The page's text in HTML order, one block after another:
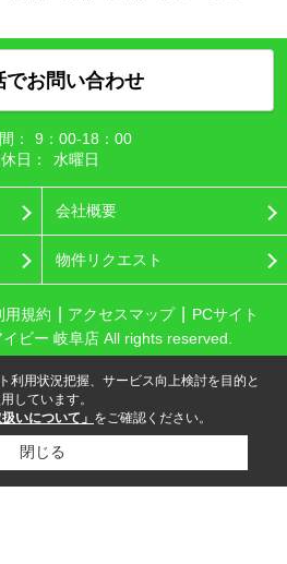
でお問い合わせ
：
9：00‐18：00
日：
水曜日
会社概要
物件リクエスト
用規約 アクセスマップ
PCサイト
ビー 岐阜店 All rights reserved.
利用状況把握、サービス向上検討を目的と
しています。
いについて」 をご確認ください。
閉じる